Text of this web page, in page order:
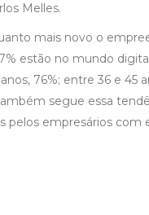
Melles.
mais novo o
estão no mundo
76%; entre 36 e 45
segue essa
pelos empresários